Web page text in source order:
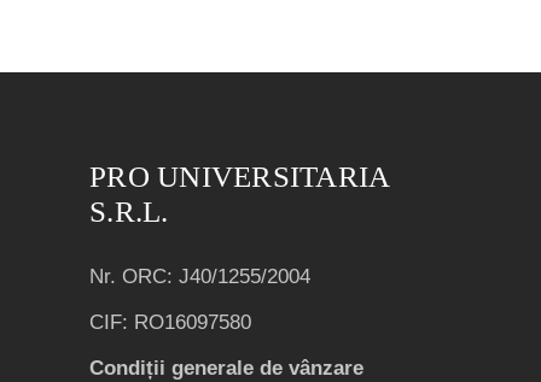
PRO UNIVERSITARIA
S.R.L.
Nr. ORC: J40/1255/2004
CIF: RO16097580
Condiții generale de vânzare